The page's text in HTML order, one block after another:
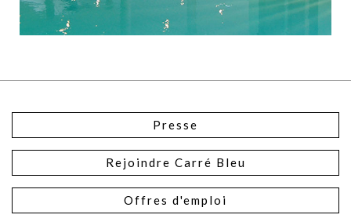
Presse
Rejoindre Carré Bleu
Offres d'emploi